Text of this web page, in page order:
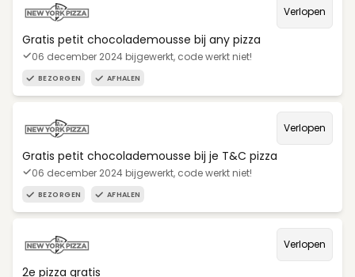
Verlopen
Gratis petit chocolademousse bij any pizza
06 december 2024 bijgewerkt, code werkt niet!
BEZORGEN AFHALEN
Verlopen
Gratis petit chocolademousse bij je T&C pizza
06 december 2024 bijgewerkt, code werkt niet!
BEZORGEN AFHALEN
Verlopen
2e pizza gratis